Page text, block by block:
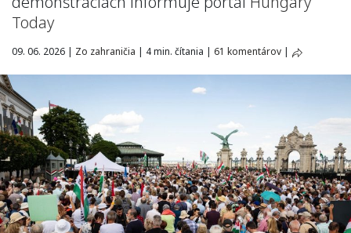
Today
09. 06. 2026 | Zo zahraničia | 4 min. čítania | 61 komentárov |